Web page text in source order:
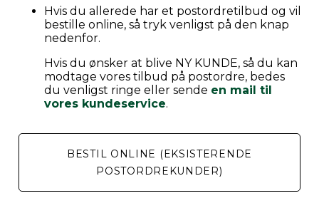
Hvis du allerede har et postordretilbud og vil
bestille online, så tryk venligst på den knap
nedenfor.
Hvis du ønsker at blive NY KUNDE, så du kan
modtage vores tilbud på postordre, bedes
du venligst ringe eller sende en mail til
vores kundeservice.
BESTIL ONLINE (EKSISTERENDE
POSTORDREKUNDER)